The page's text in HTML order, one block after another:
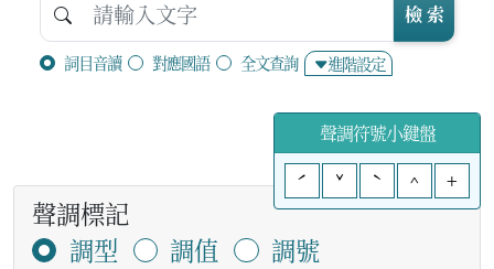
詞目音讀 對應國語 全文查詢 進階設定
檢 索
聲調符號小鍵盤
ˊ
ˇ ˋ ^ +
聲調標記
調型
調值
調號